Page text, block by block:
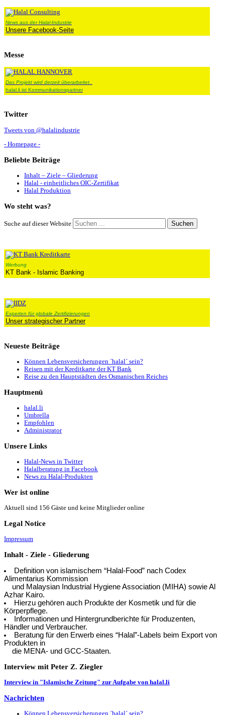
News aus der Halal-Industrie
Unsere Facebook-Seite
Messe
Das Projekt wird derzeit überarbeitet..
halal.li ist Kommunikationspartner
Twitter
Tweets von @halalindustrie
- Homepage -
Beliebte Beiträge
Inhalt – Ziele – Gliederung
Halal - einheitliches OIC-Zertifikat
Halal Produktion
Wo steht was?
Suche auf dieser Website Suchen
Werbung
KT Bank - Islamic Banking
Experten für globale Zertifizierungen
Unser strategischer Partner
Neueste Beiträge
Können Lebensversicherungen ´halal´ sein?
Reisen mit der Kreditkarte der KT Bank
Reise zu den Hauptstädten des Osmanischen Reiches
Hauptmenü
halal.li
Umbrella
Empfohlen
Administrator
Unsere Links
Halal-News in Twitter
Halalberatung in Facebook
News zu Halal-Produkten
Wer ist online
Aktuell sind 156 Gäste und keine Mitglieder online
Legal Notice
Impressum
Inhalt - Ziele - Gliederung
Definition von islamischem “Halal-Food” nach Codex
Alimentarius Kommission
und Malaysian Industrial Hygiene Association (MIHA) sowie Al
Azhar Kairo.
Hierzu gehören auch Produkte der Kosmetik und für die
Körperpflege.
Informationen und Hintergrundberichte für Produzenten,
Händler und Verbraucher.
Beratung für den Erwerb eines “Halal”-Labels beim Export von
Produkten in
die MENA- und GCC-Staaten.
Interview mit Peter Z. Ziegler
Interview in "Islamische Zeitung" zur Aufgabe von halal.li
Nachrichten
Können Lebensversicherungen ´halal´ sein?